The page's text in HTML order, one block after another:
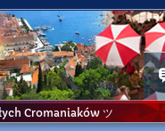
Cromaniaków ツ